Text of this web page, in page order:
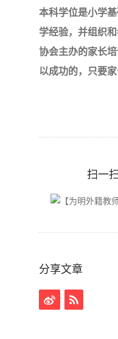
本科学位是小学
学经验，并组织
协会主办的家长
以成功的，只要
扫一
分享文章